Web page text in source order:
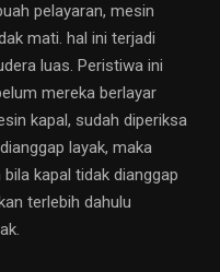
pelayaran, mesin
mati. hal ini terjadi
luas. Peristiwa ini
mereka berlayar
kapal, sudah diperiksa
layak, maka
kapal tidak dianggap
terlebih dahulu